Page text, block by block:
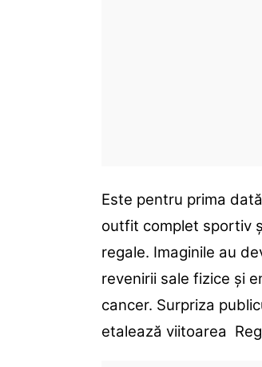
Este pentru prima
outfit complet sportiv
regale. Imaginile au
revenirii sale fizice și
cancer. Surpriza
etalează viitoarea